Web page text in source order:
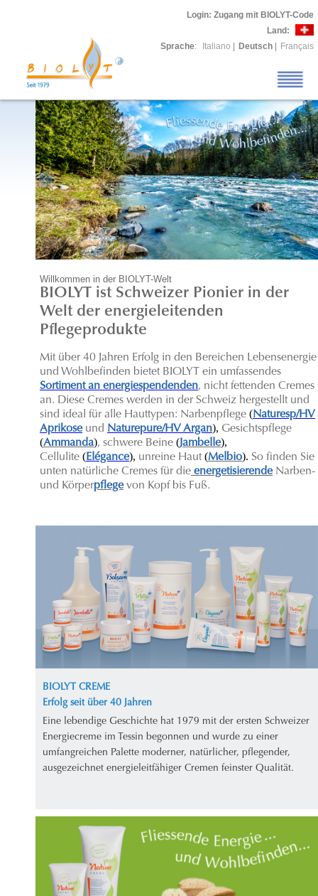
Login: Zugang mit BIOLYT-Code
Land:
Sprache: Italiano Deutsch Français
Willkommen in der BIOLYT-Welt
BIOLYT ist Schweizer Pionier in der
Welt der energieleitenden
Pflegeprodukte
Mit über 40 Jahren Erfolg in den Bereichen Lebensenergie
und Wohlbefinden bietet BIOLYT ein umfassendes
Sortiment an energiespendenden, nicht fettenden Cremes
an. Diese Cremes werden in der Schweiz hergestellt und
sind ideal für alle Hauttypen: Narbenpflege (Naturesp/HV
Aprikose und Naturepure/HV Argan), Gesichtspflege
(Ammanda), schwere Beine (Jambelle),
Cellulite (Elégance), unreine Haut (Melbio). So finden Sie
unten natürliche Cremes für die energetisierendeNarben-
und Körperpflegevon Kopf bis Fuß.
BIOLYT CREME
Erfolg seit über 40 Jahren
Eine lebendige Geschichte hat 1979 mit der ersten Schweizer
Energiecreme im Tessin begonnen und wurde zu einer
umfangreichen Palette moderner, natürlicher, pflegender,
ausgezeichnet energieleitfähiger Cremen feinster Qualität.